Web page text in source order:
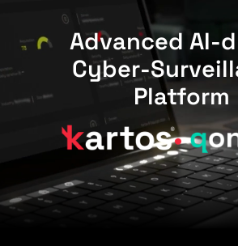
Advanced AI-
Cyber-
Platform